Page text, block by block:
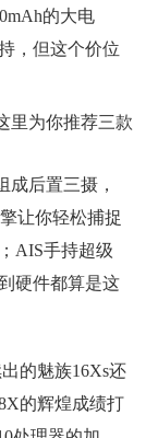
的大电
，但这个价位
成后置三摄，
让你轻松捕捉
AIS手持超级
硬件都算是这
的魅族16Xs还
的辉煌成绩打